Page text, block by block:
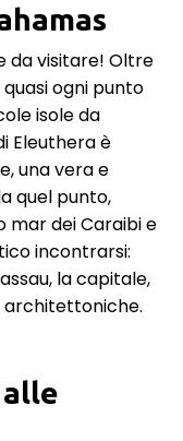
da visitare! Oltre
ogni punto
isole da
Eleuthera è
una vera e
quel punto,
mar dei Caraibi e
incontrarsi:
la capitale,
architettoniche.